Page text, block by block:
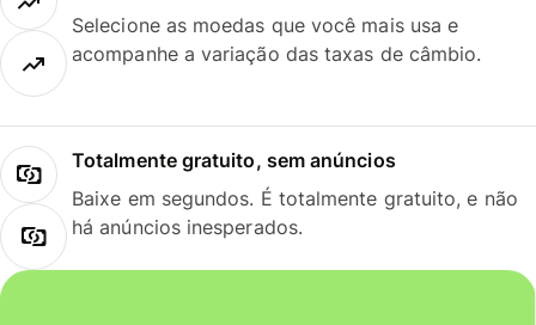
Selecione as moedas que você mais usa e
acompanhe a variação das taxas de câmbio.
Totalmente gratuito, sem anúncios
Baixe em segundos. É totalmente gratuito, e não
há anúncios inesperados.